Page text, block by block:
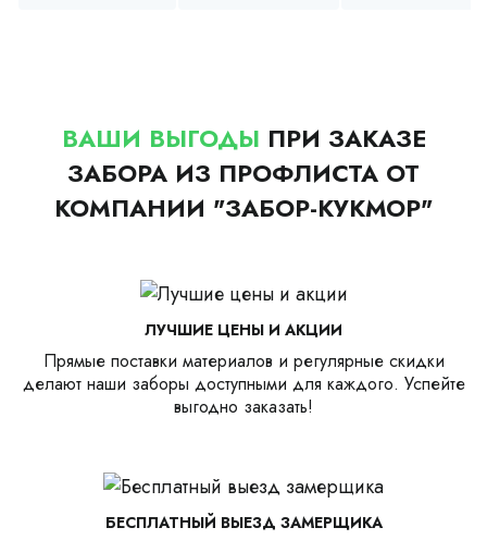
ВАШИ ВЫГОДЫ ПРИ ЗАКАЗЕ
ЗАБОРА ИЗ ПРОФЛИСТА ОТ
КОМПАНИИ "ЗАБОР-КУКМОР"
ЛУЧШИЕ ЦЕНЫ И АКЦИИ
Прямые поставки материалов и регулярные скидки
делают наши заборы доступными для каждого. Успейте
выгодно заказать!
БЕСПЛАТНЫЙ ВЫЕЗД ЗАМЕРЩИКА